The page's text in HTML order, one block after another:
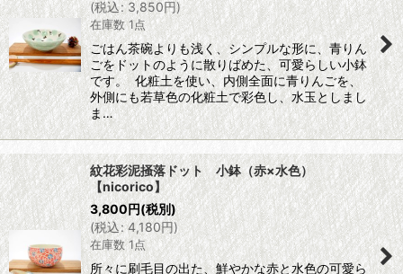
(税込: 3,850円)
在庫数 1点
ごはん茶碗よりも浅く、シンプルな形に、青りん
ごをドットのように散りばめた、可愛らしい小鉢
です。 化粧土を使い、内側全面に青りんごを、
外側にも若草色の化粧土で彩色し、水玉としまし
ま…
紋花彩泥掻落ドット 小鉢（赤×水色）
【nicorico】
3,800円(税別)
(税込: 4,180円)
在庫数 1点
所々に刷毛目の出た、鮮やかな赤と水色の可愛ら